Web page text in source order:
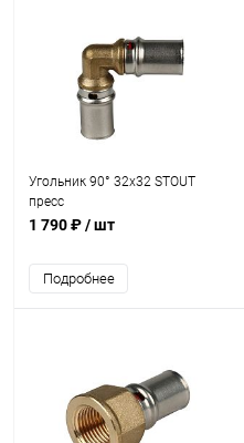
Угольник 90° 32х32 STOUT
пресс
1 790 ₽/ шт
Подробнее